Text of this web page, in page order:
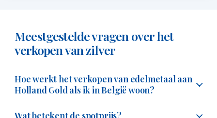
LBMA 1 kilogram goudbaar opslag Singapore
- +
Meestgestelde vragen over het
verkopen van zilver
Hoe werkt het verkopen van edelmetaal aan
Holland Gold als ik in België woon?
U kunt uw goud, zilver, platina of palladium vanuit
Wat betekent de spotprijs?